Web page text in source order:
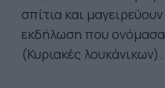
σπίτια και
εκδήλωση που
(Κυριακές λουκάνικων).